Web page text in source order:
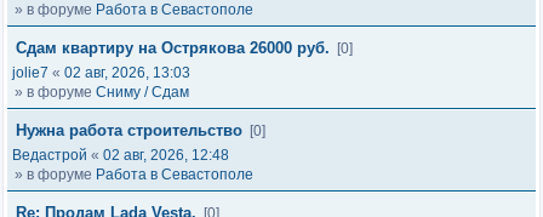
» в форуме Работа в Севастополе
Сдам квартиру на Острякова 26000 руб.
[0]
jolie7 « 02 авг, 2026, 13:03
» в форуме Сниму / Сдам
Нужна работа строительство [0]
Ведастрой « 02 авг, 2026, 12:48
» в форуме Работа в Севастополе
Re: Продам Lada Vesta.
[0]